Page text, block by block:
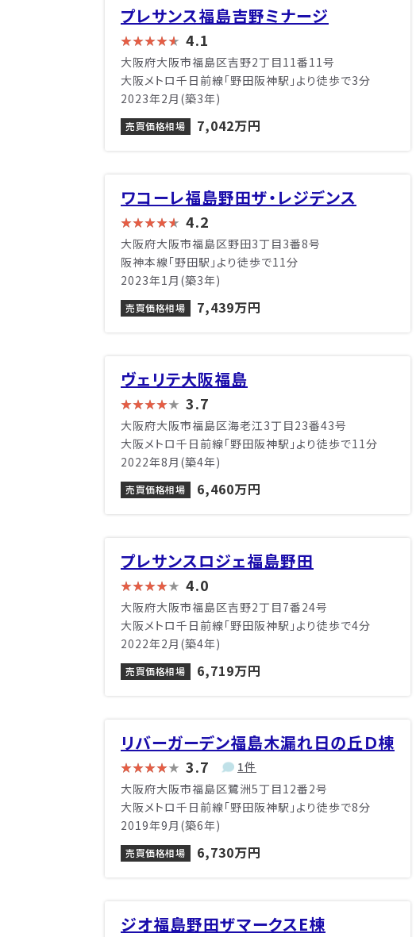
プレサンス福島吉野ミナージ
4.1
大阪府大阪市福島区吉野2丁目11番11号
大阪メトロ千日前線「野田阪神駅」より徒歩で3分
2023年2月(築3年)
売買価格相場 7,042万円
ワコーレ福島野田ザ・レジデンス
4.2
大阪府大阪市福島区野田3丁目3番8号
阪神本線「野田駅」より徒歩で11分
2023年1月(築3年)
売買価格相場 7,439万円
ヴェリテ大阪福島
3.7
大阪府大阪市福島区海老江3丁目23番43号
大阪メトロ千日前線「野田阪神駅」より徒歩で11分
2022年8月(築4年)
売買価格相場 6,460万円
プレサンスロジェ福島野田
4.0
大阪府大阪市福島区吉野2丁目7番24号
大阪メトロ千日前線「野田阪神駅」より徒歩で4分
2022年2月(築4年)
売買価格相場 6,719万円
リバーガーデン福島木漏れ日の丘Ｄ棟
3.7
1件
大阪府大阪市福島区鷺洲5丁目12番2号
大阪メトロ千日前線「野田阪神駅」より徒歩で8分
2019年9月(築6年)
売買価格相場 6,730万円
ジオ福島野田ザマークスE棟